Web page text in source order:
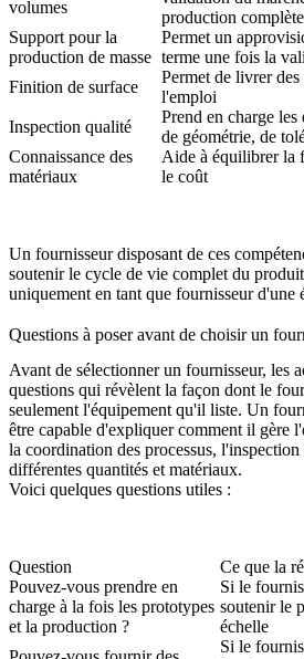
volumes
production complète
Support pour la
production de masse
Permet un
terme une fois la
Finition de surface
Permet de livrer des
l'emploi
Inspection qualité
Prend en charge les
de géométrie, de
Connaissance des
matériaux
Aide à équilibrer la
le coût
Un fournisseur disposant de ces
soutenir le cycle de vie complet du
uniquement en tant que fournisseur d'une
Questions à poser avant de choisir un
Avant de sélectionner un fournisseur, les
questions qui révèlent la façon dont le
seulement l'équipement qu'il liste. Un
être capable d'expliquer comment il gère
la coordination des processus,
différentes quantités et matériaux.
Voici quelques questions utiles :
Question
Ce que la
Pouvez-vous prendre en
charge à la fois les prototypes
et la production ?
Si le
soutenir le
échelle
Si le